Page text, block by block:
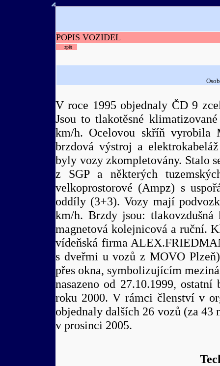
POPIS VOZIDEL
zpět
V roce 1995 objednaly ČD 9
Jsou to tlakotěsné
km/h. Ocelovou skříň vyrobila
brzdová výstroj a
byly vozy zkompletovány. Stalo
z SGP a některých
velkoprostorové (Ampz) s
oddíly (3+3). Vozy mají
km/h. Brzdy jsou:
magnetová kolejnicová a ruční.
vídeňská firma
s dveřmi u vozů z MOVO
přes okna, symbolizujícím
nasazeno od 27.10.1999,
roku 2000. V rámci členství v
objednaly dalších 26 vozů (za
v prosinci 2005.